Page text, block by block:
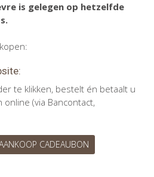
is gelegen op hetzelfde
te klikken, bestelt én betaalt u
(via Bancontact,
CADEAUBON